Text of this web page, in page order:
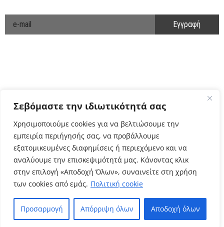
Σεβόμαστε την ιδιωτικότητά σας
Χρησιμοποιούμε cookies για να βελτιώσουμε την
εμπειρία περιήγησής σας, να προβάλλουμε
εξατομικευμένες διαφημίσεις ή περιεχόμενο και να
αναλύουμε την επισκεψιμότητά μας. Κάνοντας κλικ
στην επιλογή «Αποδοχή Όλων», συναινείτε στη χρήση
των cookies από εμάς. Πολιτική cookie
Προσαρμογή Απόρριψη όλων Αποδοχή όλων
Πολιτική Απορρήτου–Όροι Χρήσης